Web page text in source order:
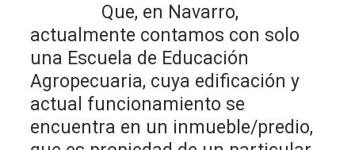
Que, en Navarro,
actualmente contamos con solo
una Escuela de Educación
Agropecuaria, cuya edificación y
actual funcionamiento se
encuentra en un inmueble/predio,